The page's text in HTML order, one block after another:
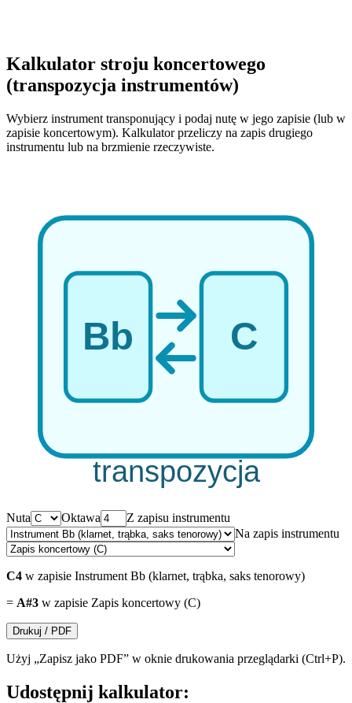
Kalkulator stroju koncertowego
(transpozycja instrumentów)
Wybierz instrument transponujący i podaj nutę w jego zapisie (lub w
zapisie koncertowym). Kalkulator przeliczy na zapis drugiego
instrumentu lub na brzmienie rzeczywiste.
Bb C
transpozycja
Nuta Oktawa
Z zapisu instrumentu
Na zapis instrumentu
C4 w zapisie Instrument Bb (klarnet, trąbka, saks tenorowy)
= A#3 w zapisie Zapis koncertowy (C)
Drukuj / PDF
Użyj „Zapisz jako PDF” w oknie drukowania przeglądarki (Ctrl+P).
Udostępnij kalkulator: